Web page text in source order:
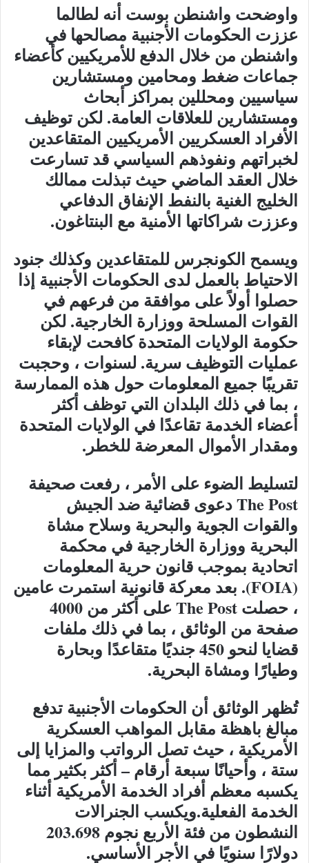
واوضحت واشنطن بوست أنه لطالما
عززت الحكومات الأجنبية مصالحها في
واشنطن من خلال الدفع للأمريكيين كأعضاء
جماعات ضغط ومحامين ومستشارين
سياسيين ومحللين بمراكز أبحاث
ومستشارين للعلاقات العامة. لكن توظيف
الأفراد العسكريين الأمريكيين المتقاعدين
لخبراتهم ونفوذهم السياسي قد تسارعت
خلال العقد الماضي حيث تبذلت ممالك
الخليج الغنية بالنفط الإنفاق الدفاعي
وعززت شراكاتها الأمنية مع البنتاغون.
ويسمح الكونجرس للمتقاعدين وكذلك جنود
الاحتياط بالعمل لدى الحكومات الأجنبية إذا
حصلوا أولاً على موافقة من فرعهم في
القوات المسلحة ووزارة الخارجية. لكن
حكومة الولايات المتحدة كافحت لإبقاء
عمليات التوظيف سرية. لسنوات ، وحجبت
تقريبًا جميع المعلومات حول هذه الممارسة
، بما في ذلك البلدان التي توظف أكثر
أعضاء الخدمة تقاعدًا في الولايات المتحدة
ومقدار الأموال المعرضة للخطر.
لتسليط الضوء على الأمر ، رفعت صحيفة
The Post دعوى قضائية ضد الجيش
والقوات الجوية والبحرية وسلاح مشاة
البحرية ووزارة الخارجية في محكمة
اتحادية بموجب قانون حرية المعلومات
(FOIA). بعد معركة قانونية استمرت عامين
، حصلت The Post على أكثر من 4000
صفحة من الوثائق ، بما في ذلك ملفات
قضايا لنحو 450 جنديًا متقاعدًا وبحارة
وطيارًا ومشاة البحرية.
تُظهر الوثائق أن الحكومات الأجنبية تدفع
مبالغ باهظة مقابل المواهب العسكرية
الأمريكية ، حيث تصل الرواتب والمزايا إلى
ستة ، وأحيانًا سبعة أرقام – أكثر بكثير مما
يكسبه معظم أفراد الخدمة الأمريكية أثناء
الخدمة الفعلية.ويكسب الجنرالات
النشطون من فئة الأربع نجوم 203.698
دولارًا سنويًا في الأجر الأساسي.